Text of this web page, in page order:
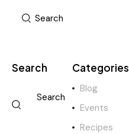
Search Categories
Blog
Events
Recipes